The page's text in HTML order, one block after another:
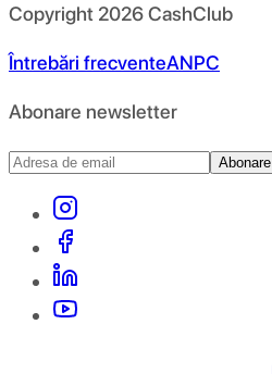
Copyright 2026CashClub
Întrebări frecventeANPC
Abonare newsletter
Abonare